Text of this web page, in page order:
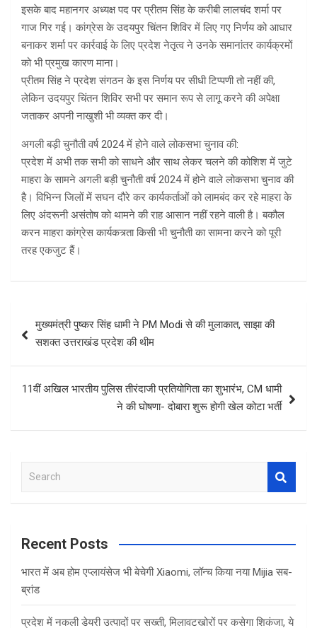
इसके बाद महानगर अध्यक्ष पद पर प्रीतम सिंह के करीबी लालचंद शर्मा पर
गाज गिर गई। कांग्रेस के उदयपुर चिंतन शिविर में लिए गए निर्णय को आधार
बनाकर शर्मा पर कार्रवाई के लिए प्रदेश नेतृत्व ने उनके समानांतर कार्यक्रमों
को भी प्रमुख कारण माना।
प्रीतम सिंह ने प्रदेश संगठन के इस निर्णय पर सीधी टिप्पणी तो नहीं की,
लेकिन उदयपुर चिंतन शिविर सभी पर समान रूप से लागू करने की अपेक्षा
जताकर अपनी नाखुशी भी व्यक्त कर दी।
अगली बड़ी चुनौती वर्ष 2024 में होने वाले लोकसभा चुनाव की:
प्रदेश में अभी तक सभी को साधने और साथ लेकर चलने की कोशिश में जुटे
माहरा के सामने अगली बड़ी चुनौती वर्ष 2024 में होने वाले लोकसभा चुनाव की
है। विभिन्न जिलों में सघन दौरे कर कार्यकर्ताओं को लामबंद कर रहे माहरा के
लिए अंदरूनी असंतोष को थामने की राह आसान नहीं रहने वाली है। बकौल
करन माहरा कांग्रेस कार्यकत्र्ता किसी भी चुनौती का सामना करने को पूरी
तरह एकजुट हैं।
navigation
मुख्यमंत्री पुष्कर सिंह धामी ने PM Modi से की मुलाकात, साझा की
सशक्त उत्तराखंड प्रदेश की थीम
11वीं अखिल भारतीय पुलिस तीरंदाजी प्रतियोगिता का शुभारंभ, CM धामी
ने की घोषणा- दोबारा शुरू होगी खेल कोटा भर्ती
a
c
Recent Posts
भारत में अब होम एप्लायंसेज भी बेचेगी Xiaomi, लॉन्च किया नया Mijia सब-
ब्रांड
प्रदेश में नकली डेयरी उत्पादों पर सख्ती, मिलावटखोरों पर कसेगा शिकंजा, ये